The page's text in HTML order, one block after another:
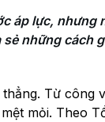
áp lực, nhưng
những cách
Từ công
mỏi. Theo